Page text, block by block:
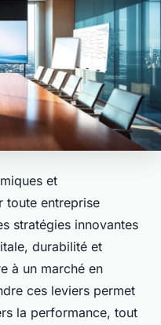
et
toute entreprise
stratégies innovantes
durabilité et
à un marché en
ces leviers permet
la performance, tout